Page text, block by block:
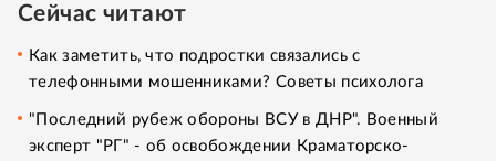
Сейчас читают
Как заметить, что подростки связались с
телефонными мошенниками? Советы психолога
"Последний рубеж обороны ВСУ в ДНР". Военный
эксперт "РГ" - об освобождении Краматорско-